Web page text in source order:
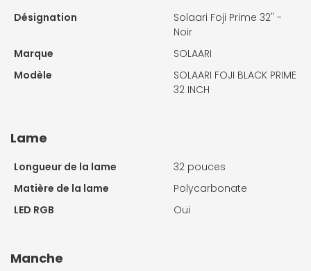
Désignation
Solaari Foji Prime 32" -
Noir
Marque
SOLAARI
Modèle
SOLAARI FOJI BLACK PRIME
32 INCH
Lame
Longueur de la lame
32 pouces
Matière de la lame
Polycarbonate
LED RGB
Oui
Manche